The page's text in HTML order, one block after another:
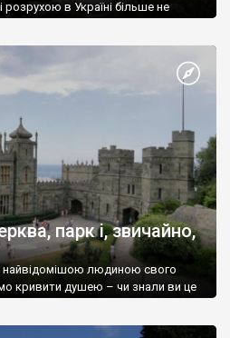
розрухою в Україні більше не
парк і, звичайно,
найвідомішою людиною свого
кривити душею – чи знали ви це